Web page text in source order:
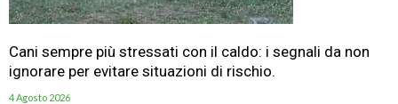
Cani sempre più stressati con il caldo: i segnali da non
ignorare per evitare situazioni di rischio.
4 Agosto 2026